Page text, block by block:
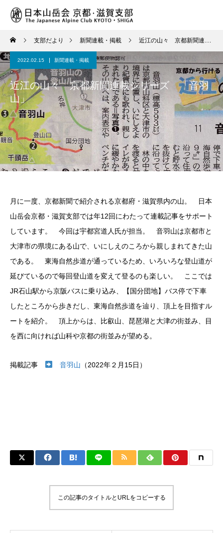
支部だより 新聞連載・掲載 近江の山々 京都新聞連載シリーズ 「音羽山」
2022.02.15 新聞連載・掲載
近江の山々 京都新聞連載シリーズ 「音羽
山」
月に一度、京都新聞で紹介される京都府・滋賀県内の山。 日本
山岳会京都・滋賀支部では年12回にわたって連載記事をサポート
しています。 今回は宇都宮道人氏が担当。 音羽山は京都市と
大津市の県境にある山で、いにしえのころから親しまれてきた山
である。 東海自然歩道が通っているため、いろいろな登山道が
延びているので毎回登山道を変えて登るのも楽しい。 ここでは
JR石山駅から京阪バスに乗り込み、【国分団地】バス停で下車
したところから歩きだし、東海自然歩道を辿り、頂上を目指すル
ートを紹介。 頂上からは、比叡山、琵琶湖と大津の街並み、目
を西に向ければ山科や京都の街並みが望める。
掲載記事 音羽山 （2022年２月15日）
この記事のタイトルとURLをコピーする